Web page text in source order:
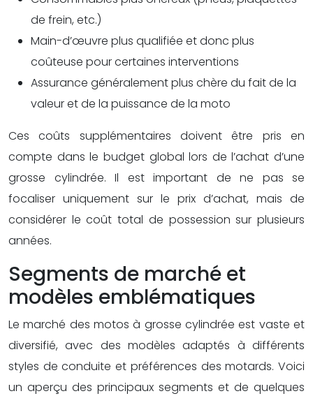
de frein, etc.)
Main-d’œuvre plus qualifiée et donc plus
coûteuse pour certaines interventions
Assurance généralement plus chère du fait de la
valeur et de la puissance de la moto
Ces coûts supplémentaires doivent être pris en
compte dans le budget global lors de l’achat d’une
grosse cylindrée. Il est important de ne pas se
focaliser uniquement sur le prix d’achat, mais de
considérer le coût total de possession sur plusieurs
années.
Segments de marché et
modèles emblématiques
Le marché des motos à grosse cylindrée est vaste et
diversifié, avec des modèles adaptés à différents
styles de conduite et préférences des motards. Voici
un aperçu des principaux segments et de quelques